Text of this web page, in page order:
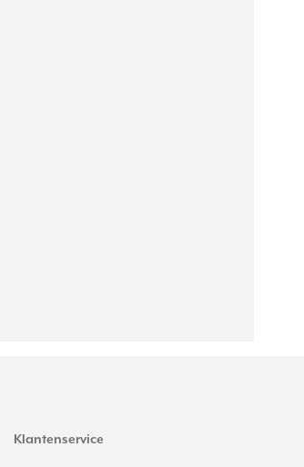
Klantenservice